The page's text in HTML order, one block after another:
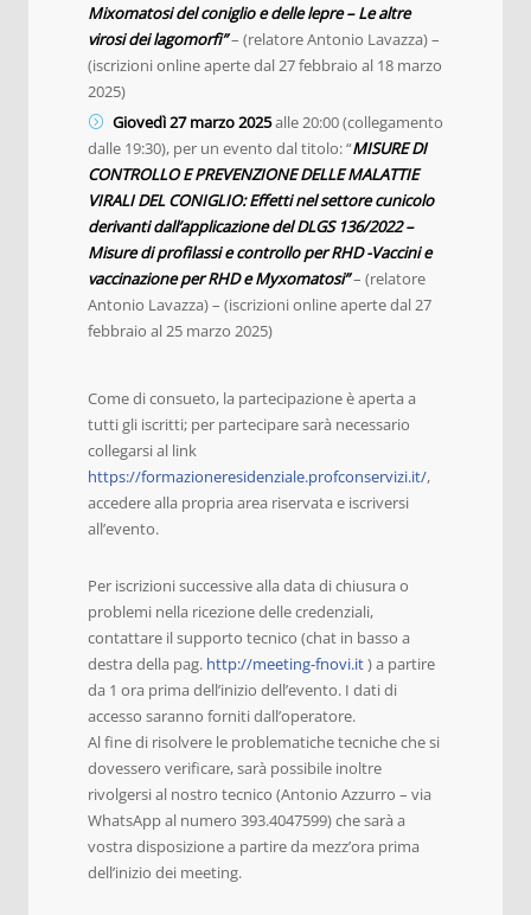
Mixomatosi del coniglio e delle lepre – Le altre
virosi dei lagomorfi”– (relatore Antonio Lavazza) –
(iscrizioni online aperte dal 27 febbraio al 18 marzo
2025)
Giovedì 27 marzo 2025alle 20:00 (collegamento
dalle 19:30), per un evento dal titolo: “MISURE DI
CONTROLLO E PREVENZIONE DELLE MALATTIE
VIRALIDEL CONIGLIO: Effetti nel settore cunicolo
derivanti dall’applicazione del DLGS 136/2022 –
Misure di profilassi e controllo per RHD -Vaccini e
vaccinazione per RHD e Myxomatosi”– (relatore
Antonio Lavazza) – (iscrizioni online aperte dal 27
febbraio al 25 marzo 2025)
Come di consueto, la partecipazione è aperta a
tutti gli iscritti; per partecipare sarà necessario
collegarsi al link
https://formazioneresidenziale.profconservizi.it/,
accedere alla propria area riservata e iscriversi
all’evento.
Per iscrizioni successive alla data di chiusura o
problemi nella ricezione delle credenziali,
contattare il supporto tecnico (chat in basso a
destra della pag. http://meeting-fnovi.it) a partire
da 1 ora prima dell’inizio dell’evento. I dati di
accesso saranno forniti dall’operatore.
Al fine di risolvere le problematiche tecniche che si
dovessero verificare, sarà possibile inoltre
rivolgersi al nostro tecnico (Antonio Azzurro – via
WhatsApp al numero 393.4047599) che sarà a
vostra disposizione a partire da mezz’ora prima
dell’inizio dei meeting.